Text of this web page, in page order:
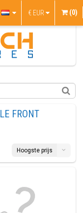
€ EUR (0)
FRONT
Hoogste prijs